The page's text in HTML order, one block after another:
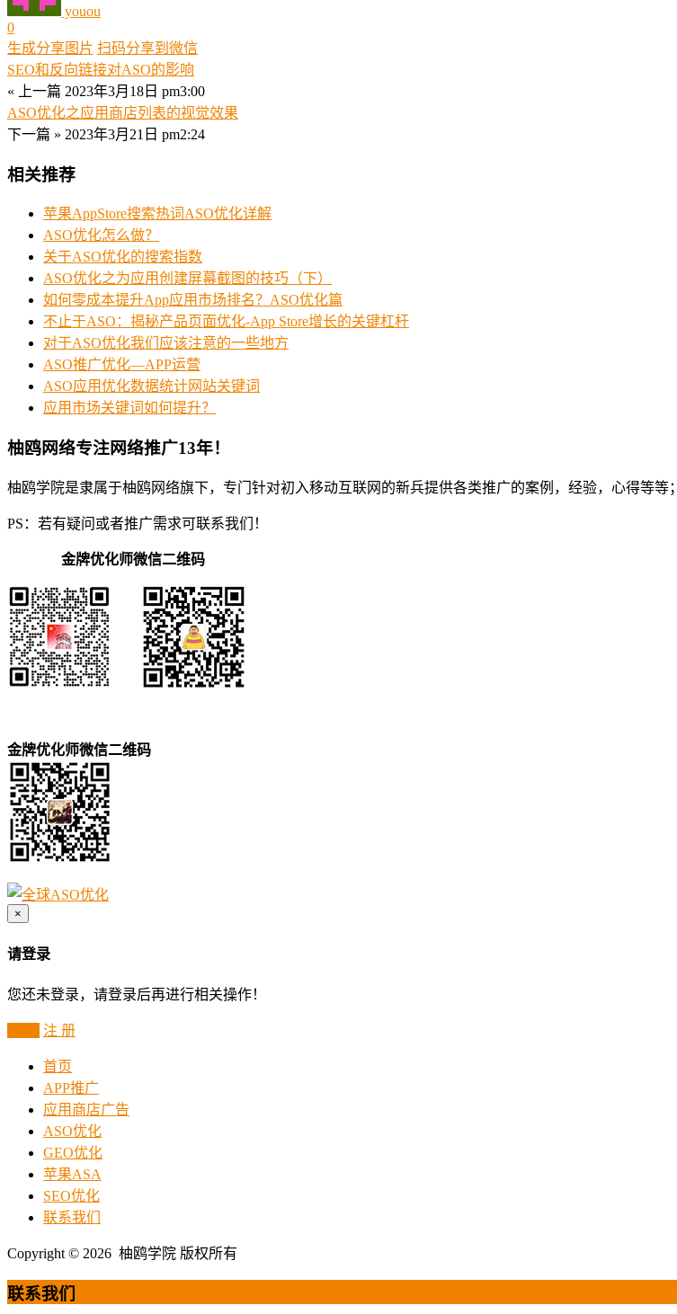
youou
0
生成分享图片 扫码分享到微信
SEO和反向链接对ASO的影响
« 上一篇 2023年3月18日 pm3:00
ASO优化之应用商店列表的视觉效果
下一篇 » 2023年3月21日 pm2:24
相关推荐
苹果AppStore搜索热词ASO优化详解
ASO优化怎么做？
关于ASO优化的搜索指数
ASO优化之为应用创建屏幕截图的技巧（下）
如何零成本提升App应用市场排名？ASO优化篇
不止于ASO：揭秘产品页面优化-App Store增长的关键杠杆
对于ASO优化我们应该注意的一些地方
ASO推广优化—APP运营
ASO应用优化数据统计网站关键词
应用市场关键词如何提升？
柚鸥网络专注网络推广13年！
柚鸥学院是隶属于柚鸥网络旗下，专门针对初入移动互联网的新兵提供各类推广的案例，经验，心得等等；
PS：若有疑问或者推广需求可联系我们！
金牌优化师微信二维码
金牌优化师微信二维码
×
请登录
您还未登录，请登录后再进行相关操作！
注 册
首页
APP推广
应用商店广告
ASO优化
GEO优化
苹果ASA
SEO优化
联系我们
Copyright © 2026 柚鸥学院 版权所有
联系我们